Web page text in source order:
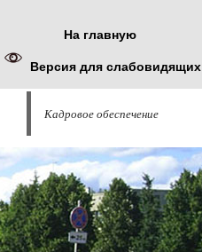
На главную
Версия для слабовидящих
Кадровое обеспечение